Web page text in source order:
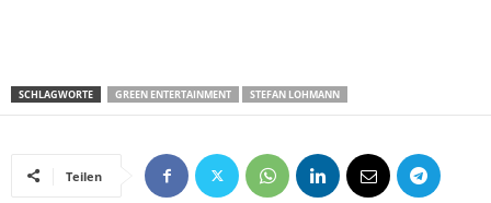
SCHLAGWORTE GREEN ENTERTAINMENT STEFAN LOHMANN
Teilen